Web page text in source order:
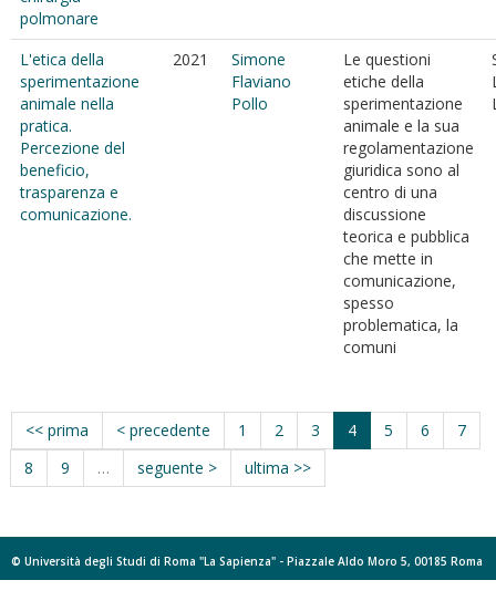
polmonare
L'etica della
sperimentazione
animale nella
pratica.
Percezione del
beneficio,
trasparenza e
comunicazione.
2021
Simone
Flaviano
Pollo
Le questioni
etiche della
sperimentazione
animale e la sua
regolamentazione
giuridica sono al
centro di una
discussione
teorica e pubblica
che mette in
comunicazione,
spesso
problematica, la
comuni
<< prima < precedente 1 2 3 4 5 6
7
8
9 … seguente > ultima >>
© Università degli Studi di Roma "La Sapienza" - Piazzale Aldo Moro 5, 00185 Roma